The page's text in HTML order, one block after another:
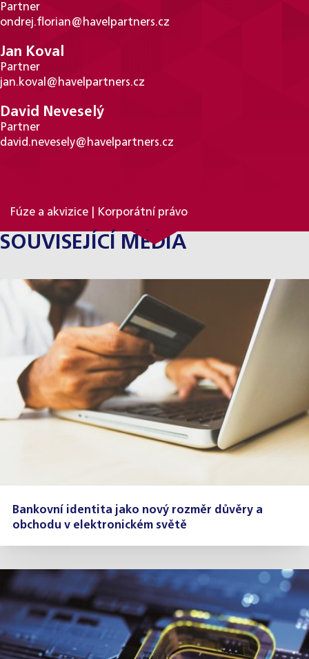
Partner
ondrej.florian@havelpartners.cz
Jan Koval
Partner
jan.koval@havelpartners.cz
David Neveselý
Partner
david.nevesely@havelpartners.cz
Fúze a akvizice | Korporátní právo
SOUVISEJÍCÍ MÉDIA
Bankovní identita jako nový rozměr důvěry a
obchodu v elektronickém světě